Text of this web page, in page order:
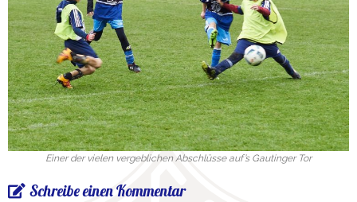
Einer der vielen vergeblichen Abschlüsse auf’s Gautinger Tor
Schreibe einen Kommentar